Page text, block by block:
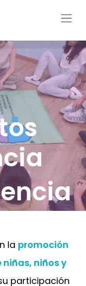
la promoción
niños y
participación